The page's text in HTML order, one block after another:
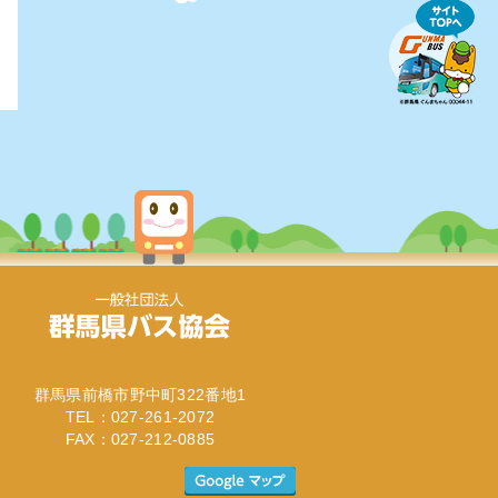
群馬県前橋市野中町322番地1
TEL：027-261-2072
FAX：027-212-0885